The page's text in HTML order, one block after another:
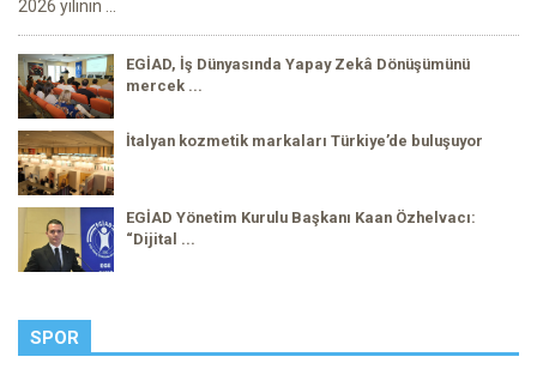
2026 yılının ...
EGİAD, İş Dünyasında Yapay Zekâ Dönüşümünü
mercek ...
İtalyan kozmetik markaları Türkiye’de buluşuyor
EGİAD Yönetim Kurulu Başkanı Kaan Özhelvacı:
“Dijital ...
SPOR